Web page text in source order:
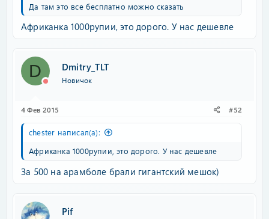
Да там это все бесплатно можно сказать
Африканка 1000рупии, это дорого. У нас дешевле
D Dmitry_TLT
Новичок
4 Фев 2015 #52
chester написал(а):
Африканка 1000рупии, это дорого. У нас дешевле
За 500 на арамболе брали гигантский мешок)
Pif